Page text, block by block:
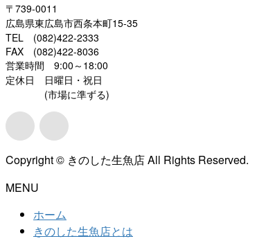
〒739-0011
広島県東広島市西条本町15-35
TEL (082)422-2333
FAX (082)422-8036
営業時間 9:00～18:00
定休日 日曜日・祝日
(市場に準ずる)
Copyright © きのした生魚店 All Rights Reserved.
MENU
ホーム
きのした生魚店とは